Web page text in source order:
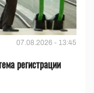
07.08.2026 - 13:45
регистрации